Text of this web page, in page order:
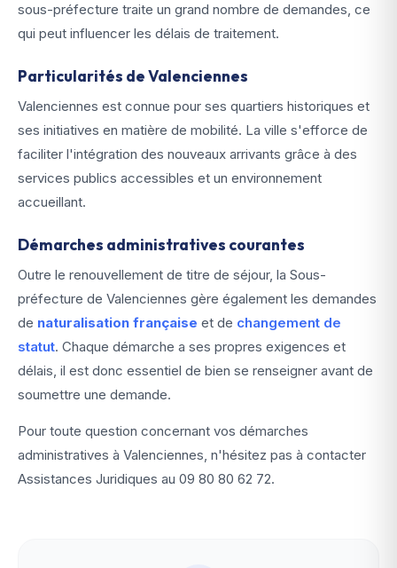
sous-préfecture traite un grand nombre de demandes, ce
qui peut influencer les délais de traitement.
Particularités de Valenciennes
Valenciennes est connue pour ses quartiers historiques et
ses initiatives en matière de mobilité. La ville s'efforce de
faciliter l'intégration des nouveaux arrivants grâce à des
services publics accessibles et un environnement
accueillant.
Démarches administratives courantes
Outre le renouvellement de titre de séjour, la Sous-
préfecture de Valenciennes gère également les demandes
de naturalisation française et de changement de
statut. Chaque démarche a ses propres exigences et
délais, il est donc essentiel de bien se renseigner avant de
soumettre une demande.
Pour toute question concernant vos démarches
administratives à Valenciennes, n'hésitez pas à contacter
Assistances Juridiques au 09 80 80 62 72.